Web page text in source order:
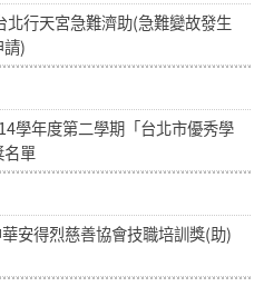
北行天宮急難濟助(急難變故發生
)
學年度第二學期「台北市優秀學
單
安得烈慈善協會技職培訓獎(助)